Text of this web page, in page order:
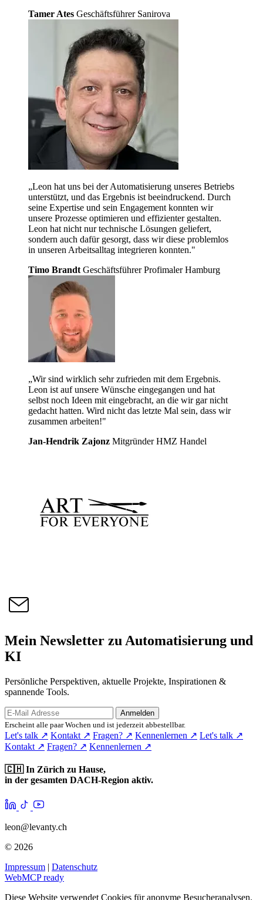
Tamer Ates Geschäftsführer Sanirova
„Leon hat uns bei der Automatisierung unseres Betriebs
unterstützt, und das Ergebnis ist beeindruckend. Durch
seine Expertise und sein Engagement konnten wir
unsere Prozesse optimieren und effizienter gestalten.
Leon hat nicht nur technische Lösungen geliefert,
sondern auch dafür gesorgt, dass wir diese problemlos
in unseren Arbeitsalltag integrieren konnten."
Timo Brandt Geschäftsführer Profimaler Hamburg
„Wir sind wirklich sehr zufrieden mit dem Ergebnis.
Leon ist auf unsere Wünsche eingegangen und hat
selbst noch Ideen mit eingebracht, an die wir gar nicht
gedacht hatten. Wird nicht das letzte Mal sein, dass wir
zusammen arbeiten!"
Jan-Hendrik Zajonz Mitgründer HMZ Handel
Mein Newsletter zu Automatisierung und
KI
Persönliche Perspektiven, aktuelle Projekte, Inspirationen &
spannende Tools.
Anmelden
Erscheint alle paar Wochen und ist jederzeit abbestellbar.
Let's talk ↗ Kontakt ↗ Fragen? ↗ Kennenlernen ↗ Let's talk ↗
Kontakt ↗ Fragen? ↗ Kennenlernen ↗
🇨🇭In Zürich zu Hause,
in der gesamten DACH-Region aktiv.
leon@levanty.ch
© 2026
Impressum | Datenschutz
WebMCP ready
Diese Website verwendet Cookies für anonyme Besucheranalysen.